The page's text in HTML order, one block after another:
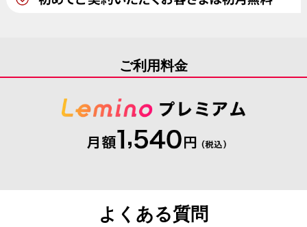
ご利用料金
よくある質問